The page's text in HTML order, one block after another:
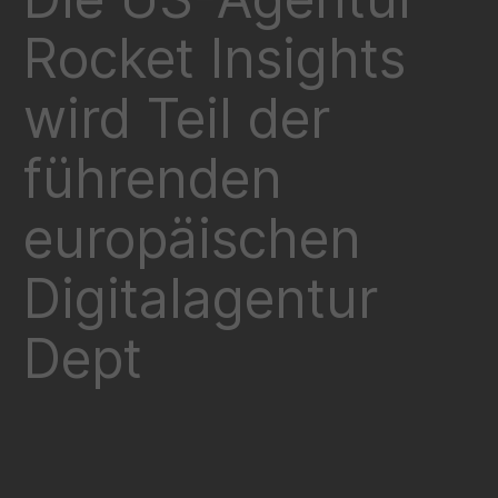
Rocket Insights
wird Teil der
führenden
europäischen
Digitalagentur
Dept